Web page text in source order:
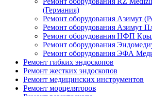
(Германия)
Ремонт оборудования Азимут
Ремонт оборудования Азимут
Ремонт оборудования НФП
Ремонт оборудования
Ремонт оборудования ЭФА
Ремонт гибких эндоскопов
Ремонт жестких эндоскопов
Ремонт медицинских инструментов
Ремонт морцеляторов